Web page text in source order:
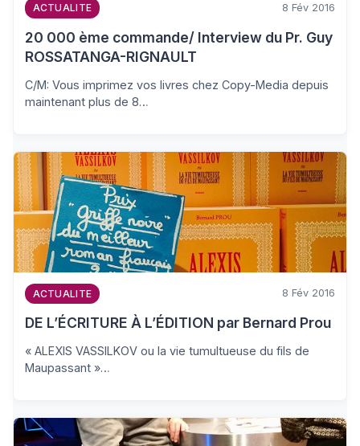
ACTUALITE 8 Fév 2016
20 000 ème commande/ Interview du Pr. Guy
ROSSATANGA-RIGNAULT
C/M: Vous imprimez vos livres chez Copy-Media depuis
maintenant plus de 8…
ACTUALITE 8 Fév 2016
DE L’ÉCRITURE À L’ÉDITION par Bernard Prou
« ALEXIS VASSILKOV ou la vie tumultueuse du fils de
Maupassant »…